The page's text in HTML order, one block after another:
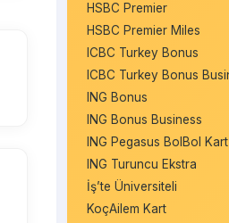
HSBC Premier
HSBC Premier Miles
ICBC Turkey Bonus
ICBC Turkey Bonus
ING Bonus
ING Bonus Business
ING Pegasus BolBol Kart
ING Turuncu Ekstra
İş’te Üniversiteli
KoçAilem Kart